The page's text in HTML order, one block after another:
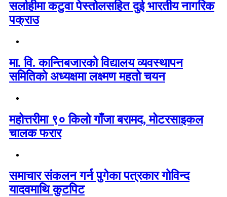
सर्लाहीमा कटुवा पेस्तोलसहित दुई भारतीय नागरिक
पक्राउ
मा. वि. कान्तिबजारको विद्यालय व्यवस्थापन
समितिको अध्यक्षमा लक्ष्मण महतो चयन
महोत्तरीमा ९० किलो गाँजा बरामद, मोटरसाइकल
चालक फरार
समाचार संकलन गर्न पुगेका पत्रकार गोविन्द
यादवमाथि कुटपिट